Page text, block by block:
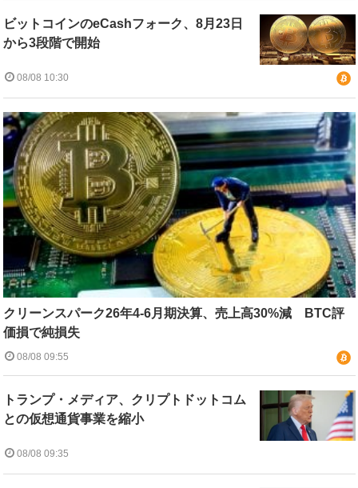
ビットコインのeCashフォーク、8月23日
から3段階で開始
08/08 10:30
クリーンスパーク26年4-6月期決算、売上高30%減 BTC評
価損で純損失
08/08 09:55
トランプ・メディア、クリプトドットコム
との仮想通貨事業を縮小
08/08 09:35